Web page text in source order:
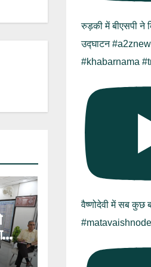
रुड़की में बीएसपी ने
उद्घाटन
#khabarnama
वैष्णोदेवी में सब कुछ